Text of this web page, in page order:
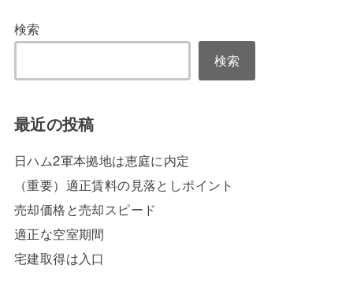
検索
検索
最近の投稿
日ハム2軍本拠地は恵庭に内定
（重要）適正賃料の見落としポイント
売却価格と売却スピード
適正な空室期間
宅建取得は入口